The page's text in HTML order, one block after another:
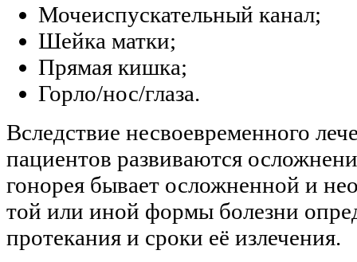
Мочеиспускательный канал;
Шейка матки;
Прямая кишка;
Горло/нос/глаза.
Вследствие несвоевременного
пациентов развиваются
гонорея бывает осложненной и
той или иной формы болезни
протекания и сроки её излечения.